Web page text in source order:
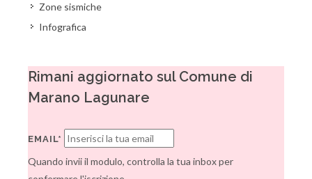
Zone sismiche
Infografica
Rimani aggiornato sul Comune di
Marano Lagunare
EMAIL*
Quando invii il modulo, controlla la tua inbox per